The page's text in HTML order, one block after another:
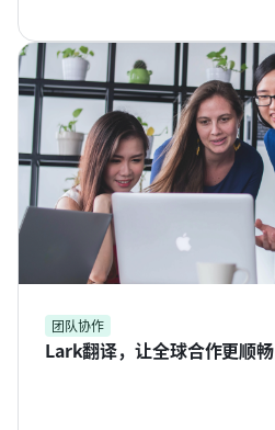
团队协作
Lark翻译，让全球合作更顺畅